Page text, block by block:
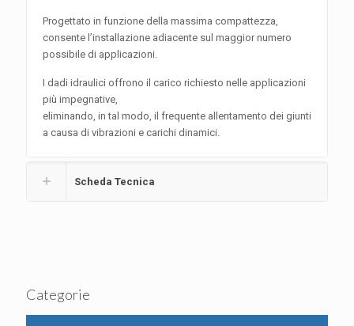
Progettato in funzione della massima compattezza,
consente l’installazione adiacente sul maggior numero
possibile di applicazioni.
I dadi idraulici offrono il carico richiesto nelle applicazioni
più impegnative,
eliminando, in tal modo, il frequente allentamento dei giunti
a causa di vibrazioni e carichi dinamici.
Scheda Tecnica
Categorie